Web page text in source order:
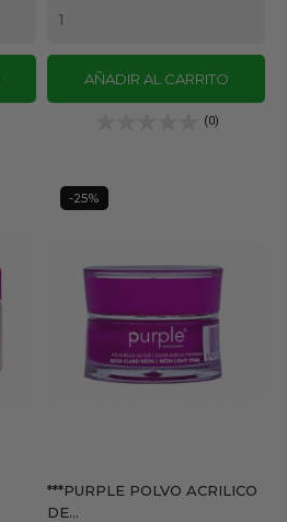
AÑADIR AL CARRITO
(0)
***PURPLE POLVO ACRILICO
DE...
-25%